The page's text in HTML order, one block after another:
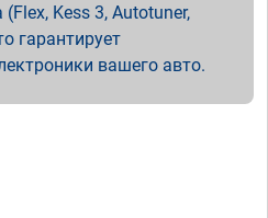
Kess 3, Autotuner,
гарантирует
вашего авто.